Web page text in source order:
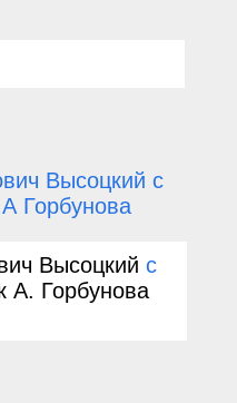
Высоцкий с
А. Горбунова